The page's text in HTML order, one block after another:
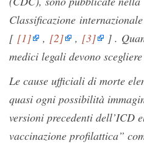
Classificazione
[ [1] , [2] , [3]
] .
medici legali devono
Le cause ufficiali di morte
quasi ogni possibilità
versioni precedenti dell’ICD
vaccinazione profilattica”